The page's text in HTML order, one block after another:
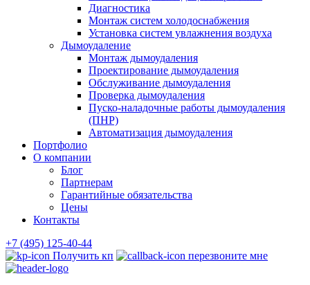
Диагностика
Монтаж систем холодоснабжения
Установка систем увлажнения воздуха
Дымоудаление
Монтаж дымоудаления
Проектирование дымоудаления
Обслуживание дымоудаления
Проверка дымоудаления
Пуско-наладочные работы дымоудаления
(ПНР)
Автоматизация дымоудаления
Портфолио
О компании
Блог
Партнерам
Гарантийные обязательства
Цены
Контакты
+7 (495) 125-40-44
Получить кп
перезвоните мне